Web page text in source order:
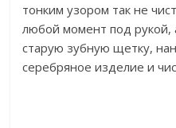
тонким узором так не
любой момент под рукой,
старую зубную щетку,
серебряное изделие и